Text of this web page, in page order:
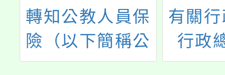
有關行政院人事
行政總處修正
「友善家庭-公教
行政
總處
准許